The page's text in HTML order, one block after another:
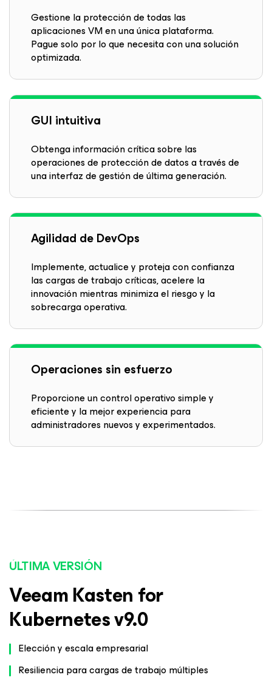
Gestione la protección de todas las
aplicaciones VM en una única plataforma.
Pague solo por lo que necesita con una solución
optimizada.
GUI intuitiva
Obtenga información crítica sobre las
operaciones de protección de datos a través de
una interfaz de gestión de última generación.
Agilidad de DevOps
Implemente, actualice y proteja con confianza
las cargas de trabajo críticas, acelere la
innovación mientras minimiza el riesgo y la
sobrecarga operativa.
Operaciones sin esfuerzo
Proporcione un control operativo simple y
eficiente y la mejor experiencia para
administradores nuevos y experimentados.
ÚLTIMA VERSIÓN
Veeam Kasten for
Kubernetes v9.0
Elección y escala empresarial
Resiliencia para cargas de trabajo múltiples